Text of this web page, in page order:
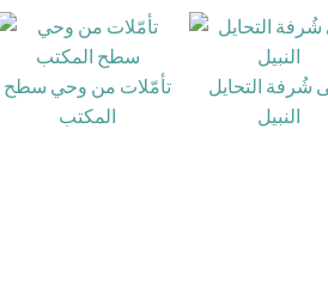
تأمّلات من وحي سطح
المكتب
شُرفة التحايل
النبيل